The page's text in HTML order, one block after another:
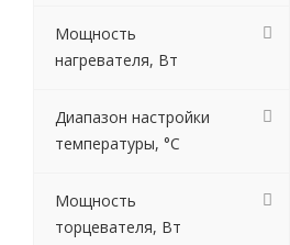
Мощность
нагревателя, Вт
Диапазон настройки
температуры, °C
Мощность
торцевателя, Вт